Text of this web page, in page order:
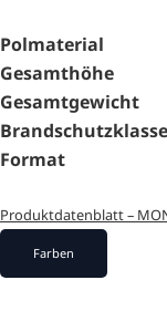
Polmaterial
Gesamthöhe
Gesamtgewicht
Brandschutzklasse
Format
Produktdatenblatt –
Farben